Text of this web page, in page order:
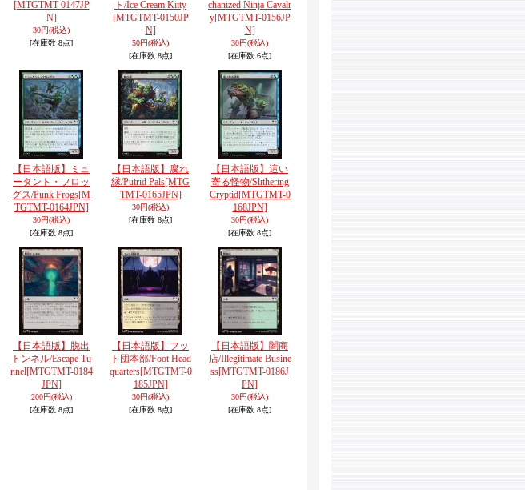
[MTGTMT-0147JP
N]
30円(税込)
[在庫数 8点]
ト/Ice Cream Kitty
[MTGTMT-0150JP
N]
50円(税込)
[在庫数 8点]
chanized Ninja Cavalr
y[MTGTMT-0156JP
N]
30円(税込)
[在庫数 6点]
【日本語版】ミュ
ータント・フロッ
グス/Punk Frogs[M
TGTMT-0164JPN]
30円(税込)
[在庫数 8点]
【日本語版】腐れ
縁/Putrid Pals[MTG
TMT-0165JPN]
30円(税込)
[在庫数 8点]
【日本語版】這い
寄る怪物/Slithering
Cryptid[MTGTMT-0
168JPN]
30円(税込)
[在庫数 8点]
【日本語版】脱出
トンネル/Escape Tu
nnel[MTGTMT-0184
JPN]
200円(税込)
[在庫数 8点]
【日本語版】フッ
ト団本部/Foot Head
quarters[MTGTMT-0
185JPN]
30円(税込)
[在庫数 8点]
【日本語版】闇商
店/Illegitimate Busine
ss[MTGTMT-0186J
PN]
30円(税込)
[在庫数 8点]